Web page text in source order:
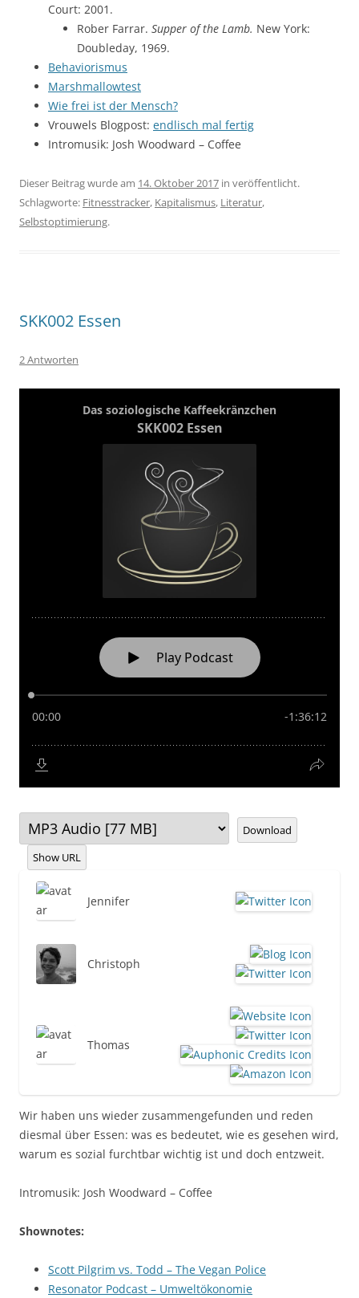
Court: 2001.
Rober Farrar. Supper of the Lamb. New York:
Doubleday, 1969.
Behaviorismus
Marshmallowtest
Wie frei ist der Mensch?
Vrouwels Blogpost: endlisch mal fertig
Intromusik: Josh Woodward – Coffee
Dieser Beitrag wurde am 14. Oktober 2017 in veröffentlicht.
Schlagworte: Fitnesstracker, Kapitalismus, Literatur,
Selbstoptimierung.
SKK002 Essen
2 Antworten
Download
Show URL
Jennifer
Christoph
Thomas
Wir haben uns wieder zusammengefunden und reden
diesmal über Essen: was es bedeutet, wie es gesehen wird,
warum es sozial furchtbar wichtig ist und doch entzweit.
Intromusik: Josh Woodward – Coffee
Shownotes:
Scott Pilgrim vs. Todd – The Vegan Police
Resonator Podcast – Umweltökonomie